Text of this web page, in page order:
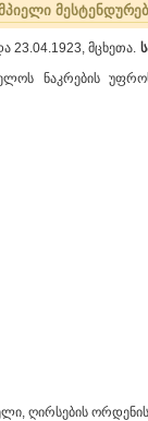
23.04.1923, მცხეთა.
ნაკრების